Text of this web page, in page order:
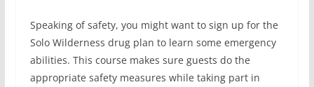
Speaking of safety, you might want to sign up for the
Solo Wilderness drug plan to learn some emergency
abilities. This course makes sure guests do the
appropriate safety measures while taking part in